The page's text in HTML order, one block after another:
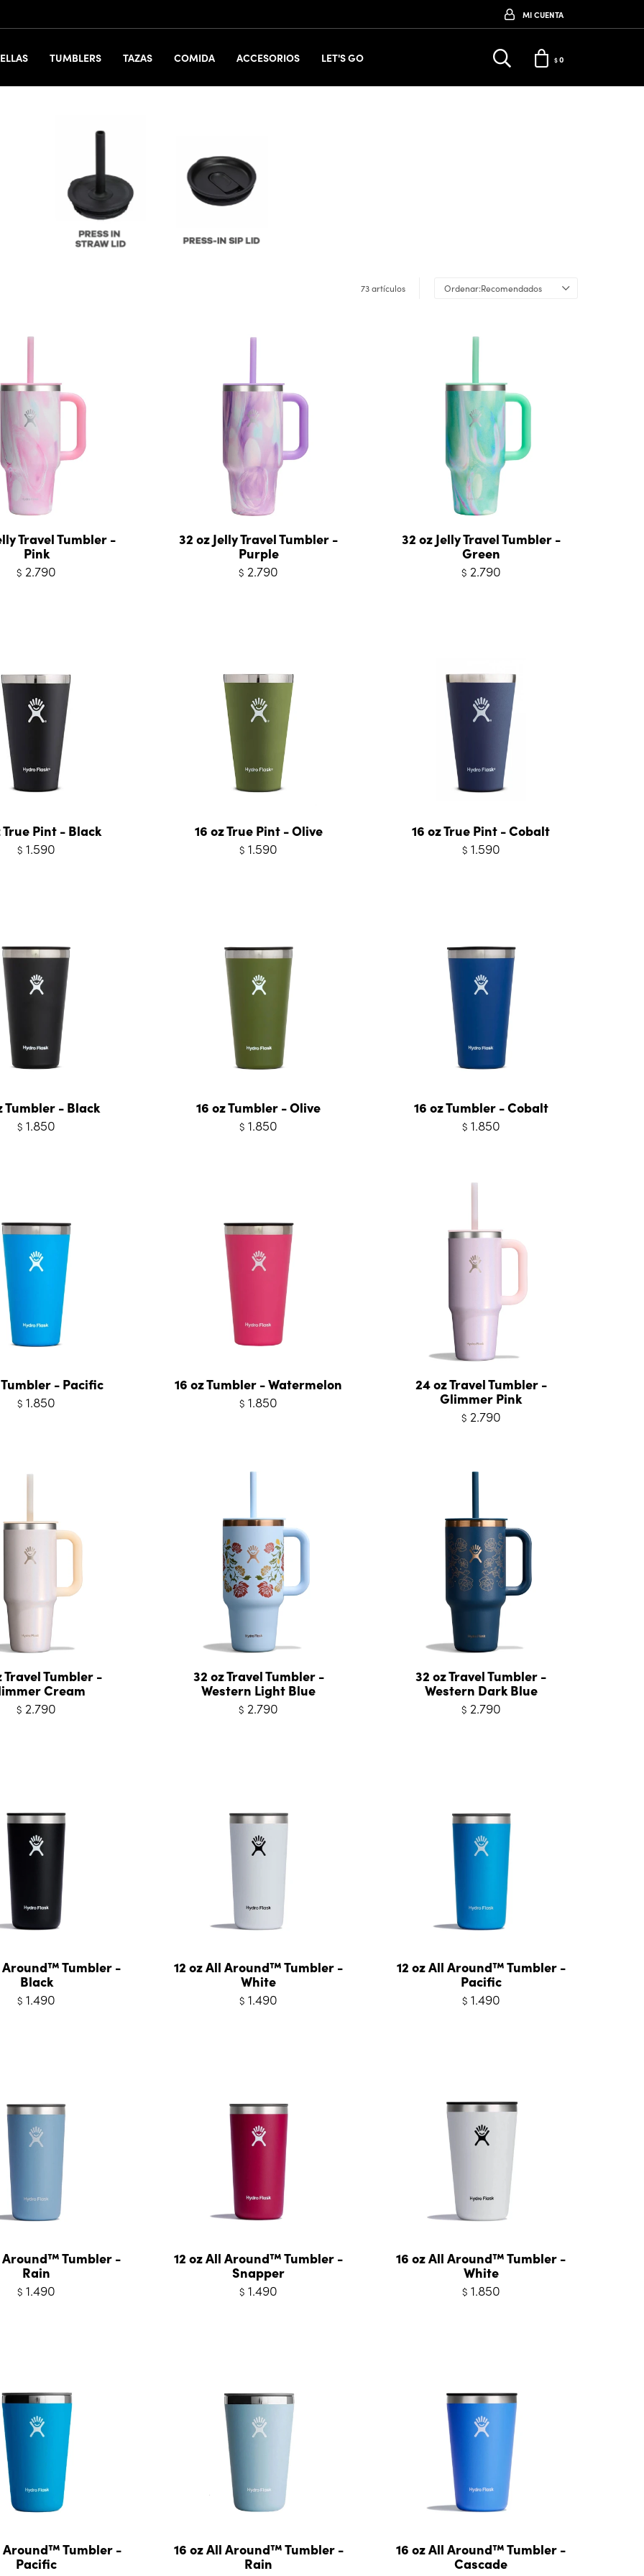
TUMBLERS TAZAS COMIDA ACCESORIOS LET'S GO $0
73 artículos Recomendados
Travel Tumbler -
Pink
$ 2.790
32 oz Jelly Travel Tumbler -
Purple
$ 2.790
32 oz Jelly Travel Tumbler -
Green
$ 2.790
True Pint - Black
$ 1.590
16 oz True Pint - Olive
$ 1.590
16 oz True Pint - Cobalt
$ 1.590
Tumbler - Black
$ 1.850
16 oz Tumbler - Olive
$ 1.850
16 oz Tumbler - Cobalt
$ 1.850
Tumbler - Pacific
$ 1.850
16 oz Tumbler - Watermelon
$ 1.850
24 oz Travel Tumbler -
Glimmer Pink
$ 2.790
Travel Tumbler -
Cream
$ 2.790
32 oz Travel Tumbler -
Western Light Blue
$ 2.790
32 oz Travel Tumbler -
Western Dark Blue
$ 2.790
Around™ Tumbler -
Black
$ 1.490
12 oz All Around™ Tumbler -
White
$ 1.490
12 oz All Around™ Tumbler -
Pacific
$ 1.490
Around™ Tumbler -
Rain
$ 1.490
12 oz All Around™ Tumbler -
Snapper
$ 1.490
16 oz All Around™ Tumbler -
White
$ 1.850
Around™ Tumbler -
Pacific
16 oz All Around™ Tumbler -
Rain
16 oz All Around™ Tumbler -
Cascade